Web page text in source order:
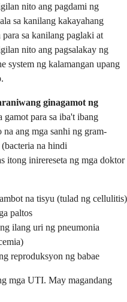
nito ang pagdami ng
sa kanilang kakayahang
sa kanilang paglaki at
nito ang pagsalakay ng
system ng kalamangan upang
ginagamot ng
gamot para sa iba't ibang
ang mga sanhi ng gram-
na hindi
itong inirereseta ng mga doktor
na tisyu (tulad ng cellulitis)
paltos
ilang uri ng pneumonia
reproduksyon ng babae
mga UTI. May magandang